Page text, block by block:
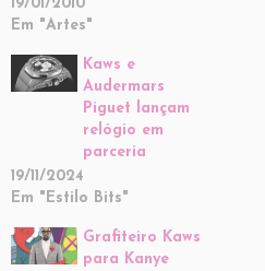
19/01/2010
Em "Artes"
Kaws e
Audermars
Piguet lançam
relógio em
parceria
19/11/2024
Em "Estilo Bits"
Grafiteiro Kaws
para Kanye